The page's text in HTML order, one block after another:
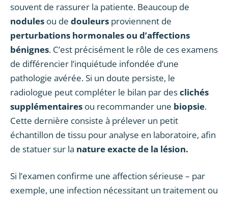
souvent de rassurer la patiente. Beaucoup de
nodules ou de douleurs proviennent de
perturbations hormonales ou d’affections
bénignes. C’est précisément le rôle de ces examens
de différencier l’inquiétude infondée d’une
pathologie avérée. Si un doute persiste, le
radiologue peut compléter le bilan par desclichés
supplémentaires ou recommander une biopsie.
Cette dernière consiste à prélever un petit
échantillon de tissu pour analyse en laboratoire, afin
de statuer sur la nature exacte de la lésion.
Si l’examen confirme une affection sérieuse – par
exemple, une infection nécessitant un traitement ou